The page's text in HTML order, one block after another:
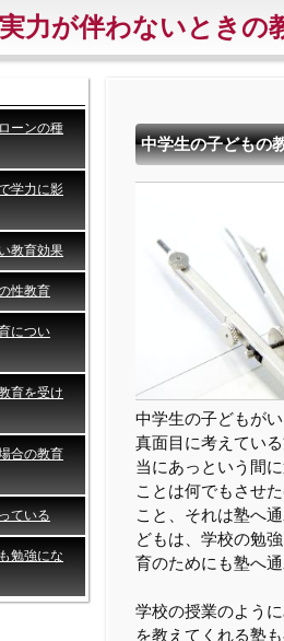
力が伴わないときの
ーンの種
学力に影
教育効果
性教育
につい
育を受け
合の教育
ている
勉強にな
中学生の子どもの
中学生の子どもが
真面目に考えてい
当にあっという間
ことは何でもさせ
こと、それは塾へ
どもは、学校の勉
育のためにも塾へ
学校の授業のよう
を教えてくれる塾